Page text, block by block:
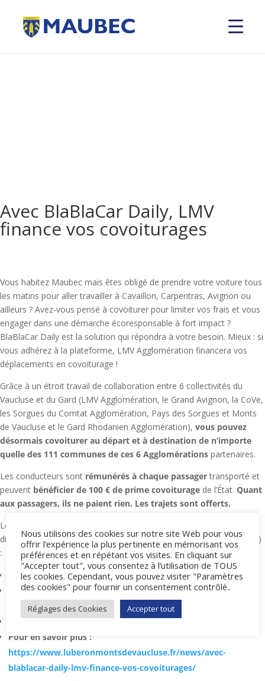
Avec BlaBlaCar Daily, LMV
finance vos covoiturages
Vous habitez Maubec mais êtes obligé de prendre votre voiture tous
les matins pour aller travailler à Cavaillon, Carpentras, Avignon ou
ailleurs ? Avez-vous pensé à covoiturer pour limiter vos frais et vous
engager dans une démarche écoresponsable à fort impact ?
BlaBlaCar Daily est la solution qui répondra à votre besoin. Mieux : si
vous adhérez à la plateforme, LMV Agglomération financera vos
déplacements en covoiturage !
Grâce à un étroit travail de collaboration entre 6 collectivités du
Vaucluse et du Gard (LMV Agglomération, le Grand Avignon, la CoVe,
les Sorgues du Comtat Agglomération, Pays des Sorgues et Monts
de Vaucluse et le Gard Rhodanien Agglomération), vous pouvez
désormais covoiturer au départ et à destination de n’importe
quelle des 111 communes de ces 6 Agglomérations partenaires.
Les conducteurs sont rémunérés à chaque passagertransporté et
peuvent bénéficier de 100 € de prime covoiturage de l’État. Quant
aux passagers, ils ne paient rien. Les trajets sont offerts.
Le montant de la prise en charge financière varie en fonction des
distances parcourues (les trajets étant au minimum de 2 kilomètres)
:
De 2 à 10 km : 1 € par passager transporté
De 10 à 20 km : 1 € par passager + 0,10 € par km supplémentaire
par passager (dans la limite de 20 km)
Au-delà de 20 km : 2 € par passager transporté
Pour en savoir plus :
https://www.luberonmontsdevaucluse.fr/news/avec-
blablacar-daily-lmv-finance-vos-covoiturages/
Nous utilisons des cookies sur notre site Web pour vous
offrir l’expérience la plus pertinente en mémorisant vos
préférences et en répétant vos visites. En cliquant sur
"Accepter tout", vous consentez à l’utilisation de TOUS
les cookies. Cependant, vous pouvez visiter "Paramètres
des cookies" pour fournir un consentement contrôlé..
Réglages des Cookies Accepter tout